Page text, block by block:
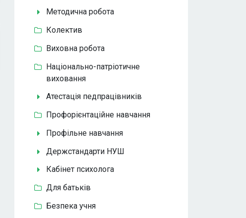
Методична робота
Колектив
Виховна робота
Національно-патріотичне
виховання
Атестація педпрацівників
Профорієнтаційне навчання
Профільне навчання
Держстандарти НУШ
Кабінет психолога
Для батьків
Безпека учня